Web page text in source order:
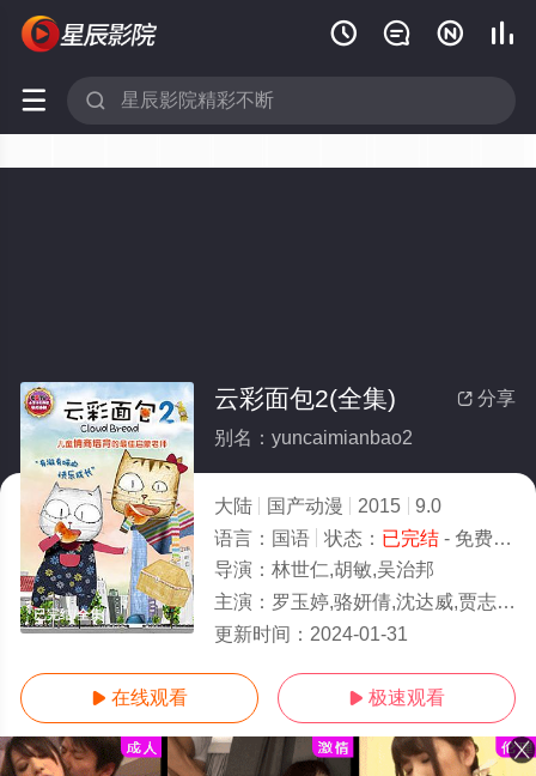
   
 
已完结/全集
 分享
云彩面包2(全集)
别名：yuncaimianbao2
大陆 国产动漫 2015
9.0
语言： 国语 状态： 已完结- 免费在线观看
导演： 林世仁,胡敏,吴治邦
主演： 罗玉婷,骆妍倩,沈达威,贾志超,樊俊航,刘芳芳,杨欧,海帆,冯骏骅
更新时间： 2024-01-31
 在线观看  极速观看